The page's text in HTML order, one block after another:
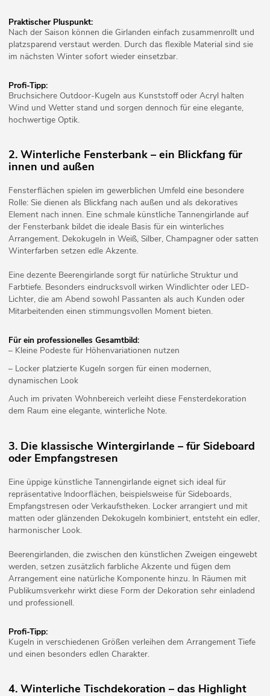
Praktischer Pluspunkt:
Nach der Saison können die Girlanden einfach zusammenrollt und
platzsparend verstaut werden. Durch das flexible Material sind sie
im nächsten Winter sofort wieder einsetzbar.
Profi-Tipp:
Bruchsichere Outdoor-Kugeln aus Kunststoff oder Acryl halten
Wind und Wetter stand und sorgen dennoch für eine elegante,
hochwertige Optik.
2. Winterliche Fensterbank – ein Blickfang für
innen und außen
Fensterflächen spielen im gewerblichen Umfeld eine besondere
Rolle: Sie dienen als Blickfang nach außen und als dekoratives
Element nach innen. Eine schmale künstliche Tannengirlande auf
der Fensterbank bildet die ideale Basis für ein winterliches
Arrangement. Dekokugeln in Weiß, Silber, Champagner oder satten
Winterfarben setzen edle Akzente.
Eine dezente Beerengirlande sorgt für natürliche Struktur und
Farbtiefe. Besonders eindrucksvoll wirken Windlichter oder LED-
Lichter, die am Abend sowohl Passanten als auch Kunden oder
Mitarbeitenden einen stimmungsvollen Moment bieten.
Für ein professionelles Gesamtbild:
– Kleine Podeste für Höhenvariationen nutzen
– Locker platzierte Kugeln sorgen für einen modernen,
dynamischen Look
Auch im privaten Wohnbereich verleiht diese Fensterdekoration
dem Raum eine elegante, winterliche Note.
3. Die klassische Wintergirlande – für Sideboard
oder Empfangstresen
Eine üppige künstliche Tannengirlande eignet sich ideal für
repräsentative Indoorflächen, beispielsweise für Sideboards,
Empfangstresen oder Verkaufstheken. Locker arrangiert und mit
matten oder glänzenden Dekokugeln kombiniert, entsteht ein edler,
harmonischer Look.
Beerengirlanden, die zwischen den künstlichen Zweigen eingewebt
werden, setzen zusätzlich farbliche Akzente und fügen dem
Arrangement eine natürliche Komponente hinzu. In Räumen mit
Publikumsverkehr wirkt diese Form der Dekoration sehr einladend
und professionell.
Profi-Tipp:
Kugeln in verschiedenen Größen verleihen dem Arrangement Tiefe
und einen besonders edlen Charakter.
4. Winterliche Tischdekoration – das Highlight